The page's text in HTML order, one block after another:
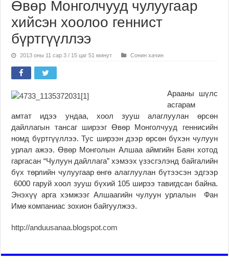
Өвөр Монголчууд чулуугаар
хийсэн хоолоо геннист
бүртгүүллээ
2013 оны 11 сар 3 / 15 цаг 51 минут Сонин хачин
Арааны шүлс
асгарам
амтат идээ ундаа, хоол зууш алаглуулан өрсөн
дайллагын тансаг ширээг Өвөр Монголчууд геннисийн
номд бүртгүүллээ. Тус ширээн дээр өрсөн бүхэн чулуун
урлал ажээ. Өвөр Монголын Алшаа аймгийн Баян хотод
гаргасан “Чулуун дайллага” хэмээх үзэсгэлэнд байгалийн
бүх төрлийн чулуугаар өнгө алаглуулан бүтээсэн эдгээр
6000 гаруй хоол зууш бүхий 105 ширээ тавигдсан байна.
Энэхүү арга хэмжээг Алшаагийн чулуун урлалын Фан
Имө компаниас зохион байгуулжээ.
http://anduusanaa.blogspot.com